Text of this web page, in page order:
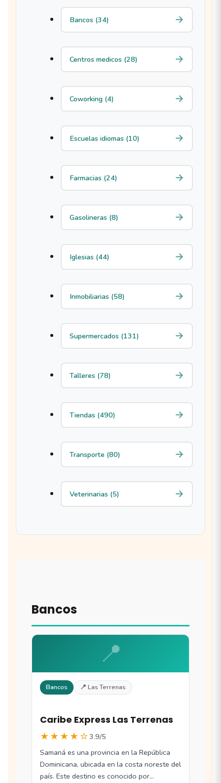
Bancos (34)
Centros medicos (28)
Coworking (4)
Escuelas idiomas (10)
Farmacias (24)
Gasolineras (8)
Iglesias (44)
Inmobiliarias (58)
Supermercados (131)
Talleres (78)
Tiendas (490)
Transporte (80)
Veterinarias (5)
Bancos
📍
Bancos 📍 Las Terrenas
Caribe Express Las Terrenas
★★★★☆3.9/5
Samaná es una provincia en la República
Dominicana, ubicada en la costa noreste del
país. Este destino es conocido por…